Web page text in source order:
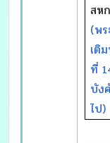
สห
(พ
เติ
ที่
บัง
ไป)